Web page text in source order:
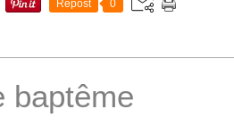
Repost 0
baptême